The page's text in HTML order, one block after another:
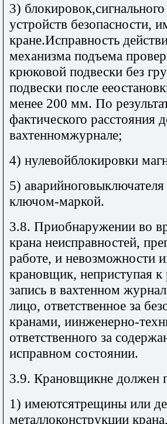
3)
устройств безопасности,
кране.Исправность
механизма подъема
крюковой подвески без
подвески после
менее 200 мм. По
фактического расстояния
вахтенномжурнале;
4) нулевойблокировки
5)
ключом-маркой.
3.8. Приобнаружении во
крана неисправностей,
работе, и невозможности
крановщик, неприступая
запись в вахтенном
лицо, ответственное за
кранами, иинженерно-
ответственного за
исправном состоянии.
3.9. Крановщикне должен
1) имеютсятрещины или
металлоконструкции